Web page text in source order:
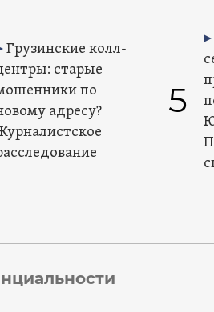
Грузинские колл-
старые
по
адресу?
5